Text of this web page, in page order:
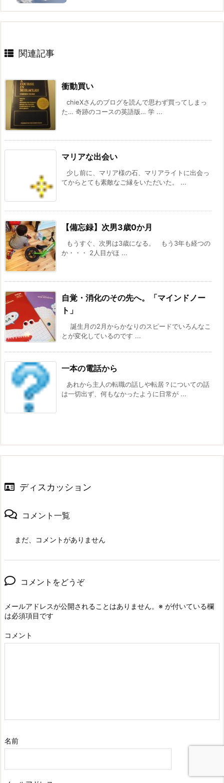
関連記事
衝動買い
chieXさんのブログを読んで思わず買ってしまっ
た… 奇跡のコースの英語版… 学 ...
マリアな出会い
少し前に、マリア様の石、マリアライトに出会っ
てからとても素敵なご縁をいただいた。 ...
【備忘録】次男3歳0か月
もうすぐ、次男は3歳になる。 もう3年も経つの
か・・・ 2人目がほ ...
自覚・消化のその先へ。「マインドノー
ト」
誕生月の2月からかなりのスピードでいろんなこ
とが変化しているのです ...
一本の電話から
あれから主人の転職の話しや転居？についての話
は一切出ず、何もなかったように日常が ...
ディスカッション
コメント一覧
まだ、コメントがありません
コメントをどうぞ
メールアドレスが公開されることはありません。 ※ が付いている欄
は必須項目です
コメント
名前